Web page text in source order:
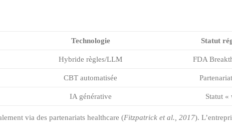
Technologie Statut
Hybride règles/LLM FDA
CBT automatisée
IA générative Statut «
via des partenariats healthcare (Fitzpatrick et al., 2017).